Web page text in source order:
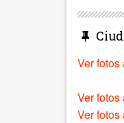
Ver
Ver
Ver